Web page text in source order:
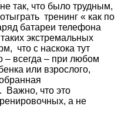
так, что было трудным,
тренинг « как по
батареи телефона
экстремальных
что с наскока тут
– всегда – при любом
или взрослого,
Важно, что это
а не